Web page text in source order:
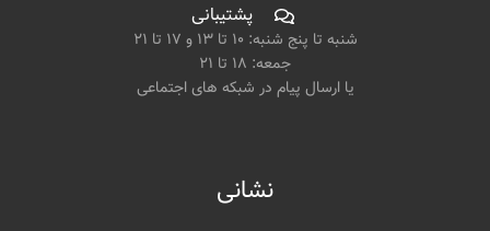
پشتیبانی
شنبه تا پنج شنبه: ۱۰ تا ۱۳ و ۱۷ تا ۲۱
جمعه: ۱۸ تا ۲۱
یا ارسال پیام در شبکه های اجتماعی
نشانی